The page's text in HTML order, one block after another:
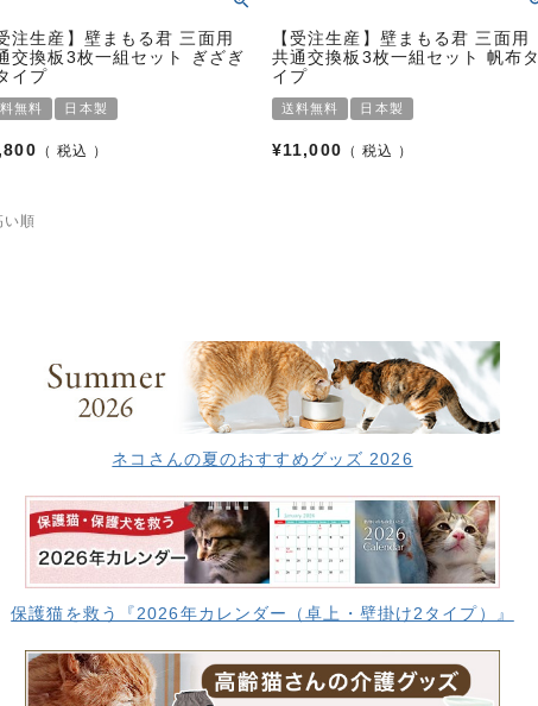
注生産】壁まもる君 三面用
交換板3枚一組セット ぎざぎ
イプ
無料 日本製
税込
【受注生産】壁まもる君 三面用
共通交換板3枚一組セット 帆布タ
イプ
送料無料 日本製
¥11,000 税込
い順
ネコさんの夏のおすすめグッズ 2026
保護猫を救う『2026年カレンダー（卓上・壁掛け2タイプ）』